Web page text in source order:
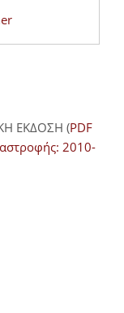
ΕΚΔΟΣΗ (PDF
2010-